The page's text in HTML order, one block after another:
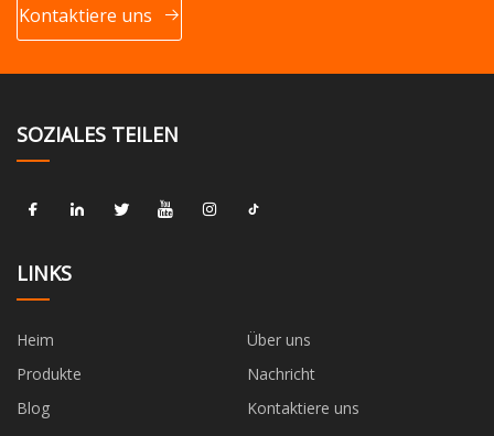
Kontaktiere uns
SOZIALES TEILEN
LINKS
Heim
Über uns
Produkte
Nachricht
Blog
Kontaktiere uns